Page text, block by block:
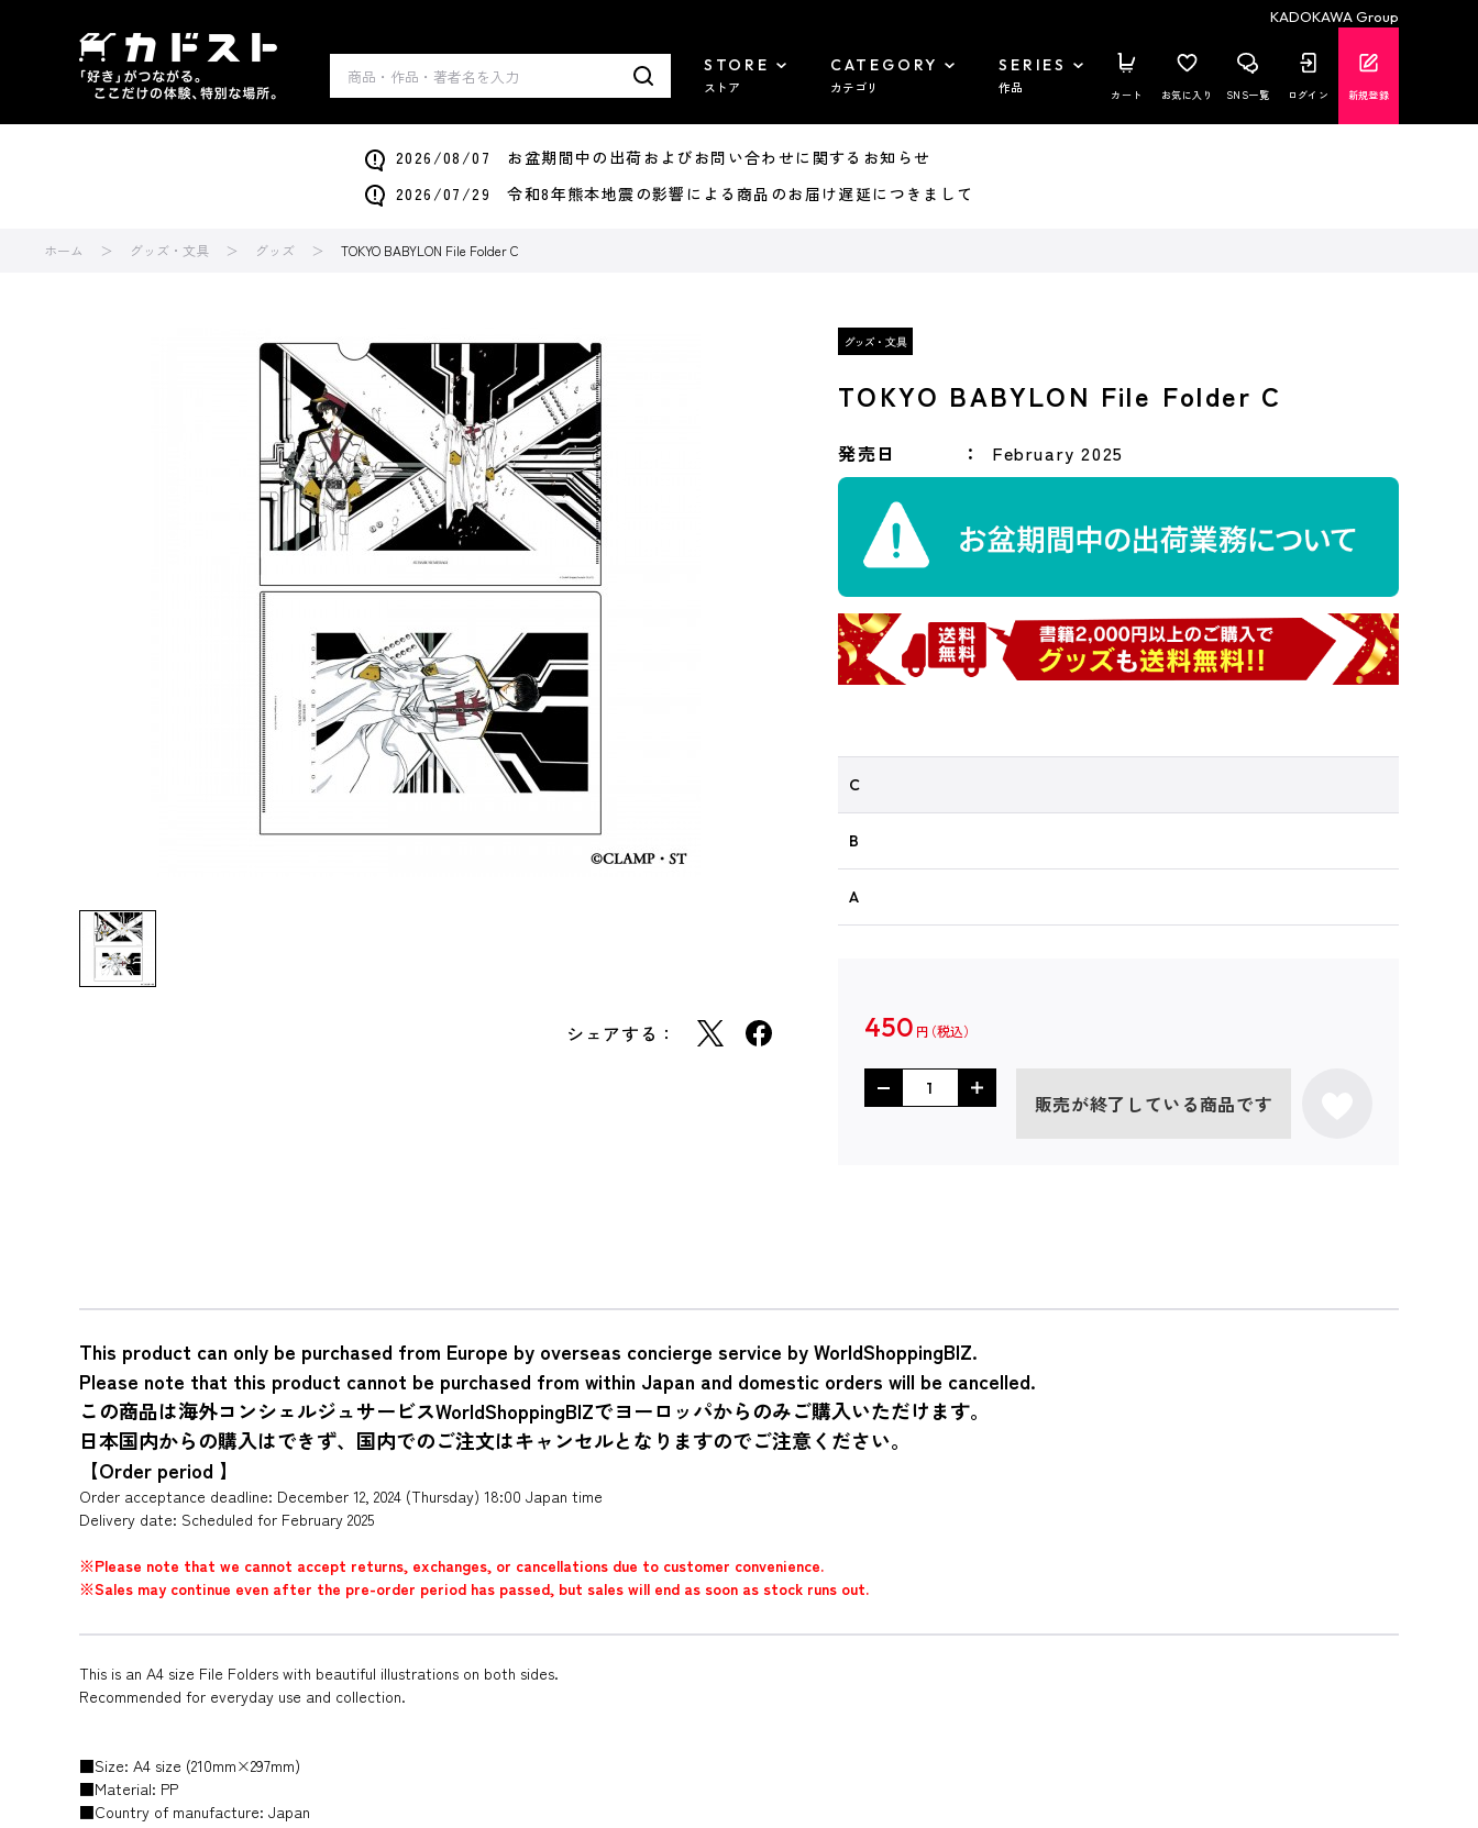
KADOKAWA Group
STORE
ストア
CATEGORY
カテゴリ
SERIES
作品 カート お気に入り SNS一覧 ログイン 新規登録
2026/08/07 お盆期間中の出荷およびお問い合わせに関するお知らせ
2026/07/29 令和8年熊本地震の影響による商品のお届け遅延につきまして
ホーム グッズ・文具 グッズ TOKYO BABYLON File Folder C
シェアする：
TOKYO BABYLON File Folder C
発売日 February 2025
C
B
A
450 円
販売が終了している商品です
This product can only be purchased from Europe by overseas concierge service by WorldShoppingBIZ.
Please note that this product cannot be purchased from within Japan and domestic orders will be cancelled.
この商品は海外コンシェルジュサービスWorldShoppingBIZでヨーロッパからのみご購入いただけます。
日本国内からの購入はできず、国内でのご注文はキャンセルとなりますのでご注意ください。
【Order period 】
Order acceptance deadline: December 12, 2024 (Thursday) 18:00 Japan time
Delivery date: Scheduled for February 2025
※Please note that we cannot accept returns, exchanges, or cancellations due to customer convenience.
※Sales may continue even after the pre-order period has passed, but sales will end as soon as stock runs out.
This is an A4 size File Folders with beautiful illustrations on both sides.
Recommended for everyday use and collection.
■Size: A4 size (210mm×297mm)
■Material: PP
■Country of manufacture: Japan